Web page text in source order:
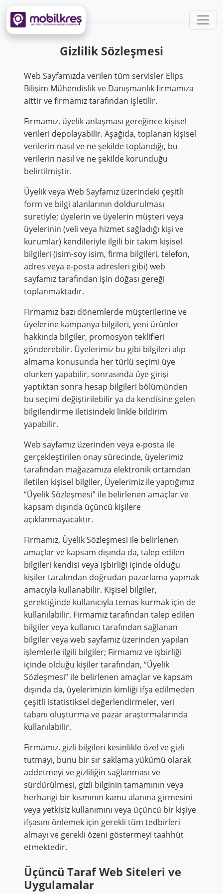
Gizlilik Sözleşmesi
Web Sayfamızda verilen tüm servisler Elips
Bilişim Mühendislik ve Danışmanlık firmamıza
aittir ve firmamız tarafından işletilir.
Firmamız, üyelik anlaşması gereğince kişisel
verileri depolayabilir. Aşağıda, toplanan kişisel
verilerin nasıl ve ne şekilde toplandığı, bu
verilerin nasıl ve ne şekilde korunduğu
belirtilmiştir.
Üyelik veya Web Sayfamız üzerindeki çeşitli
form ve bilgi alanlarının doldurulması
suretiyle; üyelerin ve üyelerin müşteri veya
üyelerinin (veli veya hizmet sağladığı kişi ve
kurumlar) kendileriyle ilgili bir takım kişisel
bilgileri (isim-soy isim, firma bilgileri, telefon,
adres veya e-posta adresleri gibi) web
sayfamız tarafından işin doğası gereği
toplanmaktadır.
Firmamız bazı dönemlerde müşterilerine ve
üyelerine kampanya bilgileri, yeni ürünler
hakkında bilgiler, promosyon teklifleri
gönderebilir. Üyelerimiz bu gibi bilgileri alıp
almama konusunda her türlü seçimi üye
olurken yapabilir, sonrasında üye girişi
yaptıktan sonra hesap bilgileri bölümünden
bu seçimi değiştirilebilir ya da kendisine gelen
bilgilendirme iletisindeki linkle bildirim
yapabilir.
Web sayfamız üzerinden veya e-posta ile
gerçekleştirilen onay sürecinde, üyelerimiz
tarafından mağazamıza elektronik ortamdan
iletilen kişisel bilgiler, Üyelerimiz ile yaptığımız
“Üyelik Sözleşmesi” ile belirlenen amaçlar ve
kapsam dışında üçüncü kişilere
açıklanmayacaktır.
Firmamız, Üyelik Sözleşmesi ile belirlenen
amaçlar ve kapsam dışında da, talep edilen
bilgileri kendisi veya işbirliği içinde olduğu
kişiler tarafından doğrudan pazarlama yapmak
amacıyla kullanabilir. Kişisel bilgiler,
gerektiğinde kullanıcıyla temas kurmak için de
kullanılabilir. Firmamız tarafından talep edilen
bilgiler veya kullanıcı tarafından sağlanan
bilgiler veya web sayfamız üzerinden yapılan
işlemlerle ilgili bilgiler; Firmamız ve işbirliği
içinde olduğu kişiler tarafından, “Üyelik
Sözleşmesi” ile belirlenen amaçlar ve kapsam
dışında da, üyelerimizin kimliği ifşa edilmeden
çeşitli istatistiksel değerlendirmeler, veri
tabanı oluşturma ve pazar araştırmalarında
kullanılabilir.
Firmamız, gizli bilgileri kesinlikle özel ve gizli
tutmayı, bunu bir sır saklama yükümü olarak
addetmeyi ve gizliliğin sağlanması ve
sürdürülmesi, gizli bilginin tamamının veya
herhangi bir kısmının kamu alanına girmesini
veya yetkisiz kullanımını veya üçüncü bir kişiye
ifşasını önlemek için gerekli tüm tedbirleri
almayı ve gerekli özeni göstermeyi taahhüt
etmektedir.
Üçüncü Taraf Web Siteleri ve
Uygulamalar